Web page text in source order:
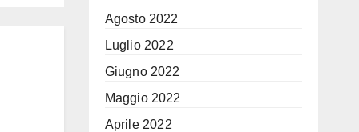
Agosto 2022
Luglio 2022
Giugno 2022
Maggio 2022
Aprile 2022